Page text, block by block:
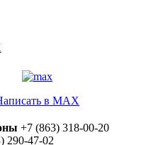
в MAX
+7 (863) 318-00-20
290-47-02